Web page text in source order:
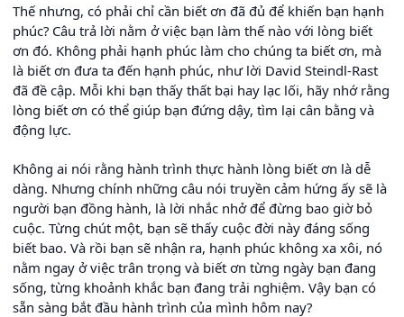
Thế nhưng, có phải chỉ cần biết ơn đã đủ để khiến bạn hạnh
phúc? Câu trả lời nằm ở việc bạn làm thế nào với lòng biết
ơn đó. Không phải hạnh phúc làm cho chúng ta biết ơn, mà
là biết ơn đưa ta đến hạnh phúc, như lời David Steindl-Rast
đã đề cập. Mỗi khi bạn thấy thất bại hay lạc lối, hãy nhớ rằng
lòng biết ơn có thể giúp bạn đứng dậy, tìm lại cân bằng và
động lực.
Không ai nói rằng hành trình thực hành lòng biết ơn là dễ
dàng. Nhưng chính những câu nói truyền cảm hứng ấy sẽ là
người bạn đồng hành, là lời nhắc nhở để đừng bao giờ bỏ
cuộc. Từng chút một, bạn sẽ thấy cuộc đời này đáng sống
biết bao. Và rồi bạn sẽ nhận ra, hạnh phúc không xa xôi, nó
nằm ngay ở việc trân trọng và biết ơn từng ngày bạn đang
sống, từng khoảnh khắc bạn đang trải nghiệm. Vậy bạn có
sẵn sàng bắt đầu hành trình của mình hôm nay?